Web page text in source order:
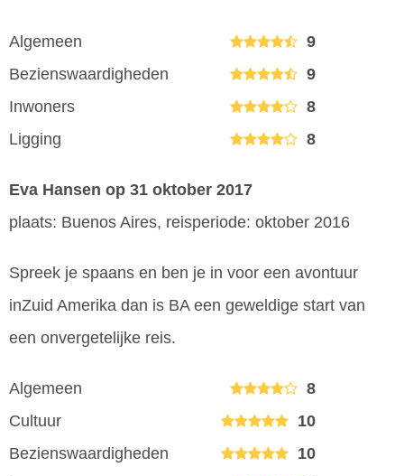
Algemeen
9
Bezienswaardigheden
9
Inwoners
8
Ligging
8
Eva Hansen op 31 oktober 2017
plaats: Buenos Aires, reisperiode: oktober 2016
Spreek je spaans en ben je in voor een avontuur
inZuid Amerika dan is BA een geweldige start van
een onvergetelijke reis.
Algemeen
8
Cultuur
10
Bezienswaardigheden
10